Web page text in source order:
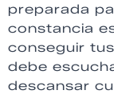
preparada
constancia
conseguir
debe
descansar